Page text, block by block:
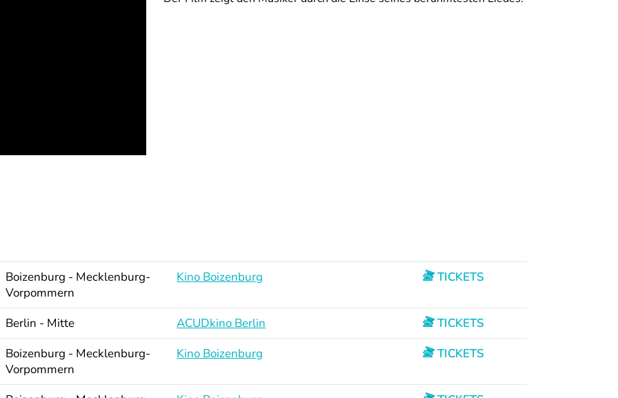
Boizenburg - Mecklenburg-
Vorpommern
Kino Boizenburg TICKETS
Berlin - Mitte ACUDkino Berlin
TICKETS
Boizenburg - Mecklenburg-
Vorpommern
Kino Boizenburg TICKETS